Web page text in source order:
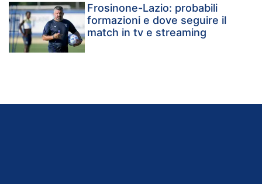
Frosinone-Lazio: probabili
formazioni e dove seguire il
match in tv e streaming